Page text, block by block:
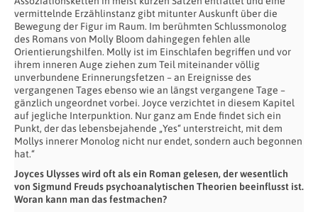
vermittelnde Erzählinstanz gibt mitunter Auskunft über die
Bewegung der Figur im Raum. Im berühmten Schlussmonolog
des Romans von Molly Bloom dahingegen fehlen alle
Orientierungshilfen. Molly ist im Einschlafen begriffen und vor
ihrem inneren Auge ziehen zum Teil miteinander völlig
unverbundene Erinnerungsfetzen – an Ereignisse des
vergangenen Tages ebenso wie an längst vergangene Tage –
gänzlich ungeordnet vorbei. Joyce verzichtet in diesem Kapitel
auf jegliche Interpunktion. Nur ganz am Ende findet sich ein
Punkt, der das lebensbejahende „Yes“ unterstreicht, mit dem
Mollys innerer Monolog nicht nur endet, sondern auch begonnen
hat.“
Joyces Ulysses wird oft als ein Roman gelesen, der wesentlich
von Sigmund Freuds psychoanalytischen Theorien beeinflusst ist.
Woran kann man das festmachen?